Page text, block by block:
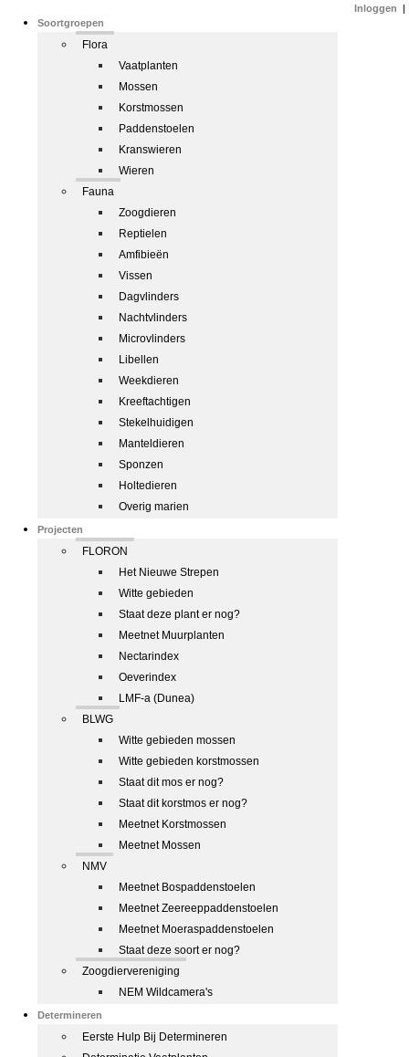
Soortgroepen
Flora
Vaatplanten
Mossen
Korstmossen
Paddenstoelen
Kranswieren
Wieren
Fauna
Zoogdieren
Reptielen
Amfibieën
Vissen
Dagvlinders
Nachtvlinders
Microvlinders
Libellen
Weekdieren
Kreeftachtigen
Stekelhuidigen
Manteldieren
Sponzen
Holtedieren
Overig marien
Projecten
FLORON
Het Nieuwe Strepen
Witte gebieden
Staat deze plant er nog?
Meetnet Muurplanten
Nectarindex
Oeverindex
LMF-a (Dunea)
BLWG
Witte gebieden mossen
Witte gebieden korstmossen
Staat dit mos er nog?
Staat dit korstmos er nog?
Meetnet Korstmossen
Meetnet Mossen
NMV
Meetnet Bospaddenstoelen
Meetnet Zeereeppaddenstoelen
Meetnet Moeraspaddenstoelen
Staat deze soort er nog?
Zoogdiervereniging
NEM Wildcamera's
Determineren
Eerste Hulp Bij Determineren
Inloggen |